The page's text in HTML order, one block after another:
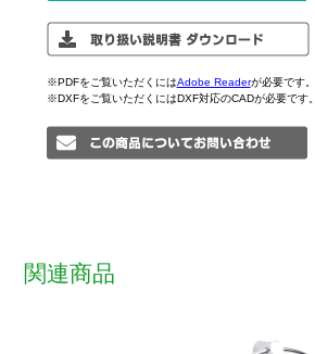
※PDFをご覧いただくにはAdobe Readerが必要です。
※DXFをご覧いただくにはDXF対応のCADが必要です。
関連商品